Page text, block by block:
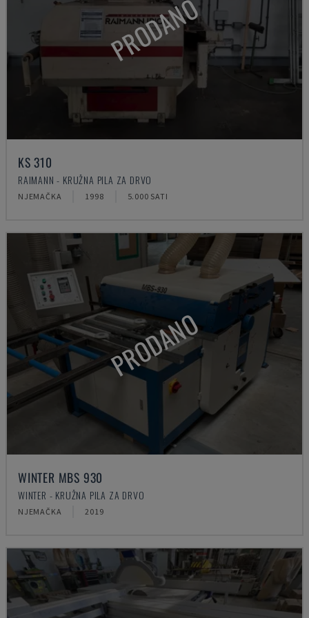
PRODANO
KS 310
RAIMANN - KRUŽNA PILA ZA DRVO
NJEMAČKA 1998 5.000 SATI
PRODANO
WINTER MBS 930
WINTER - KRUŽNA PILA ZA DRVO
NJEMAČKA 2019